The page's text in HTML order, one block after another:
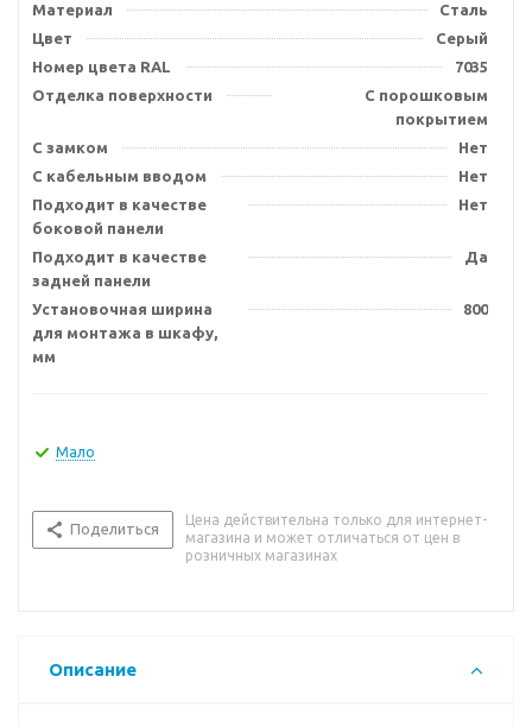
Материал
Сталь
Цвет
Серый
Номер цвета RAL
7035
Отделка поверхности
С порошковым
покрытием
С замком
Нет
С кабельным вводом
Нет
Подходит в качестве
боковой панели
Нет
Подходит в качестве
задней панели
Да
Установочная ширина
для монтажа в шкафу,
мм
800
Мало
Поделиться
Цена действительна только для интернет-
магазина и может отличаться от цен в
розничных магазинах
Описание